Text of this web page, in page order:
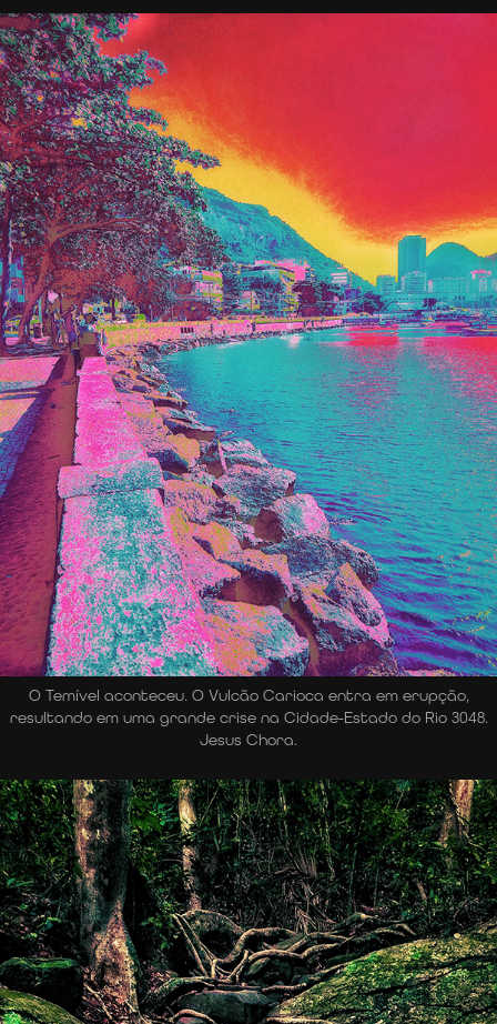
O Temível aconteceu. O Vulcão Carioca entra em erupção,
resultando em uma grande crise na Cidade-Estado do Rio 3048.
Jesus Chora.